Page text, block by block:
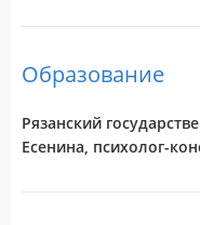
Образование
Рязанский
Есенина, психолог-